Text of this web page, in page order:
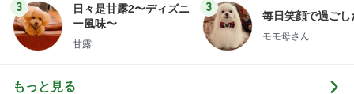
3
日々是甘露2〜ディズニ
ー風味〜
甘露
3
毎日笑顔で過ごし
モモ母さん
もっと見る